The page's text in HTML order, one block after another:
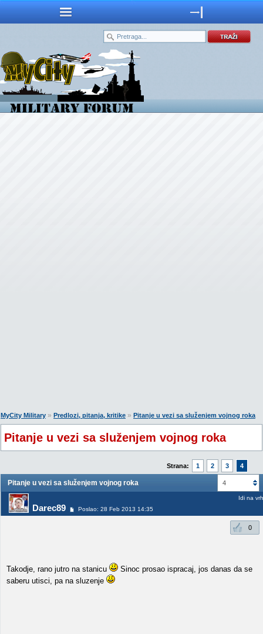
MyCity Military » Predlozi, pitanja, kritike » Pitanje u vezi sa služenjem vojnog roka
Pitanje u vezi sa služenjem vojnog roka
Strana: 1 2 3 4
4
Pitanje u vezi sa služenjem vojnog roka
Darec89 Poslao: 28 Feb 2013 14:35
Idi na vrh
0
Takodje, rano jutro na stanicu
Sinoc prosao ispracaj, jos danas da se
saberu utisci, pa na sluzenje